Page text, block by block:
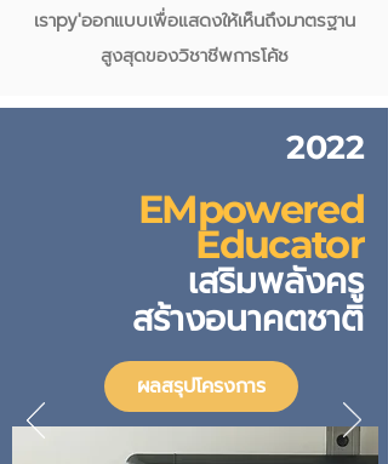
เราpy'ออกแบบเพื่อแสดงให้เห็นถึงมาตรฐาน
สูงสุดของวิชาชีพการโค้ช
2022
EMpowered
Educator
เสริมพลังครู
สร้างอนาคตชาติ
ผลสรุปโครงการ